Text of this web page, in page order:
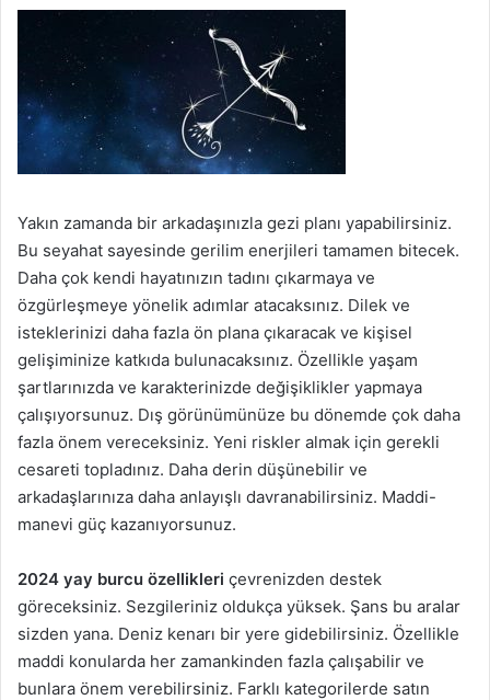
Yakın zamanda bir arkadaşınızla gezi planı yapabilirsiniz.
Bu seyahat sayesinde gerilim enerjileri tamamen bitecek.
Daha çok kendi hayatınızın tadını çıkarmaya ve
özgürleşmeye yönelik adımlar atacaksınız. Dilek ve
isteklerinizi daha fazla ön plana çıkaracak ve kişisel
gelişiminize katkıda bulunacaksınız. Özellikle yaşam
şartlarınızda ve karakterinizde değişiklikler yapmaya
çalışıyorsunuz. Dış görünümünüze bu dönemde çok daha
fazla önem vereceksiniz. Yeni riskler almak için gerekli
cesareti topladınız. Daha derin düşünebilir ve
arkadaşlarınıza daha anlayışlı davranabilirsiniz. Maddi-
manevi güç kazanıyorsunuz.
2024 yay burcu özellikleri çevrenizden destek
göreceksiniz. Sezgileriniz oldukça yüksek. Şans bu aralar
sizden yana. Deniz kenarı bir yere gidebilirsiniz. Özellikle
maddi konularda her zamankinden fazla çalışabilir ve
bunlara önem verebilirsiniz. Farklı kategorilerde satın